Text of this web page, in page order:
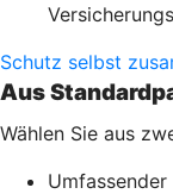
Schutz selbst
Aus
Wählen Sie aus